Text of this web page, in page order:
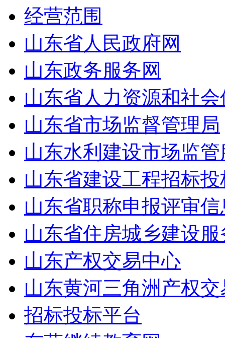
经营范围
山东省人民政府网
山东政务服务网
山东省人力资源和社
山东省市场监督管理局
山东水利建设市场监
山东省建设工程招标
山东省职称申报评审
山东省住房城乡建设
山东产权交易中心
山东黄河三角洲产权
招标投标平台